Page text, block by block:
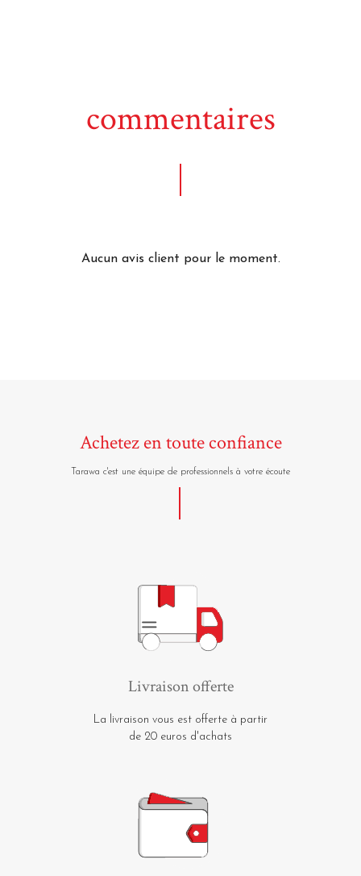
commentaires
Aucun avis client pour le moment.
Achetez en toute confiance
Tarawa c'est une équipe de professionnels à votre écoute
Livraison offerte
La livraison vous est offerte à partir
de 20 euros d'achats